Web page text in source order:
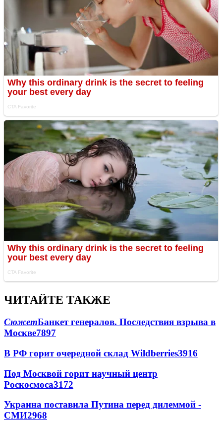
ЧИТАЙТЕ ТАКЖЕ
СюжетБанкет генералов. Последствия взрыва в
Москве7897
В РФ горит очередной склад Wildberries3916
Под Москвой горит научный центр
Роскосмоса3172
Украина поставила Путина перед дилеммой -
СМИ2968